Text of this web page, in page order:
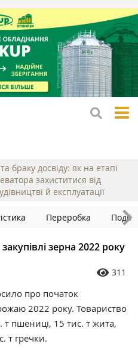
браку досвіду: як на етапі
захиститися від
й експлуатації
Переробка Події
зерна 2022 року
311
про початок
2022 року. Товариство
т пшениці, 15 тис. т жита,
т гречки.